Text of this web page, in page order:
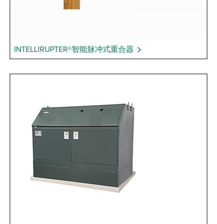
INTELLIRUPTER®智能脉冲式重合器